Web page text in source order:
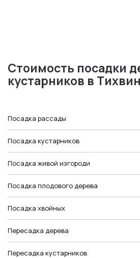
Стоимость посадки
кустарников в
Посадка рассады
Посадка кустарников
Посадка живой изгороди
Посадка плодового дерева
Посадка хвойных
Пересадка дерева
Пересадка кустарников